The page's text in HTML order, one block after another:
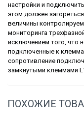
настройки и
этом должен
величины
мониторинга
исключением того, что
подключенные к
сопротивление
замкнутыми клеммами
ПОХОЖИЕ